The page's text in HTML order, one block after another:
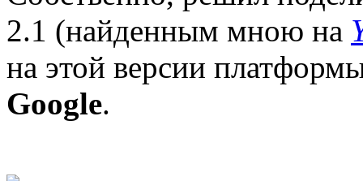
2.1 (найденным мною на
на этой версии
Google.